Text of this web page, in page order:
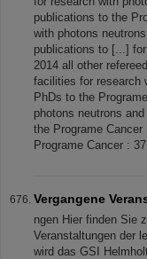
publications to the
with photons
publications to [...]
2014 all other
facilities for research
PhDs to the
photons neutrons and
the Programe
Programe Cancer :
Vergangene
ngen Hier finden Sie
Veranstaltungen der
wird das GSI